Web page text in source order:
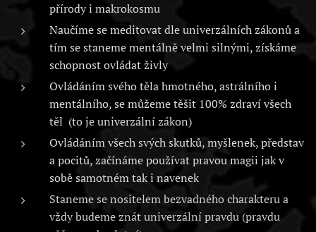
přírody i makrokosmu
Naučíme se meditovat dle univerzálních zákonů a
tím se staneme mentálně velmi silnými, získáme
schopnost ovládat živly
Ovládáním svého těla hmotného, astrálního i
mentálního, se můžeme těšit 100% zdraví všech
těl (to je univerzální zákon)
Ovládáním všech svých skutků, myšlenek, představ
a pocitů, začínáme používat pravou magii jak v
sobě samotném tak i navenek
Staneme se nositelem bezvadného charakteru a
vždy budeme znát univerzální pravdu (pravdu